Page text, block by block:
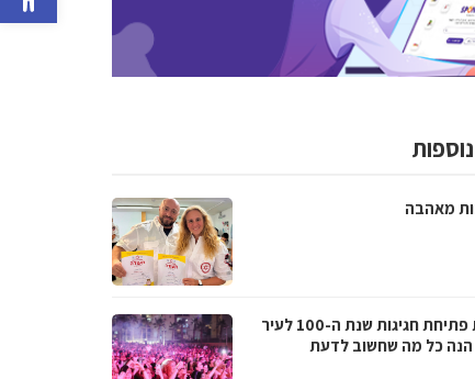
מאהבה
לקראת פתיחת חגיגות שנת ה-100 לעיר
הנה כל מה שחשוב לדעת